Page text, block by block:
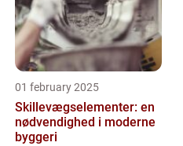
01 february 2025
Skillevægselementer: en
nødvendighed i moderne
byggeri